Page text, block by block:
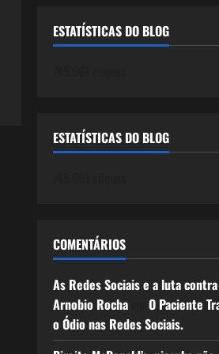
ESTATÍSTICAS DO BLOG
ESTATÍSTICAS DO BLOG
COMENTÁRIOS
As Redes Sociais e a luta
Arnobio Rochaem O Paciente
o Ódio nas Redes Sociais.